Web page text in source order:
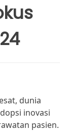
dunia
inovasi
pasien.